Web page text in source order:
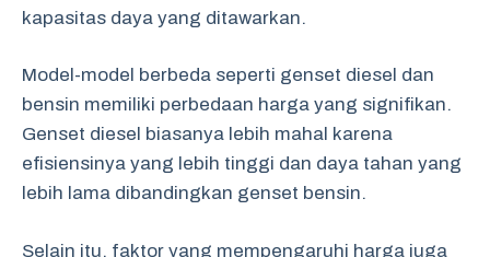
kapasitas daya yang ditawarkan.
Model-model berbeda seperti genset diesel dan
bensin memiliki perbedaan harga yang signifikan.
Genset diesel biasanya lebih mahal karena
efisiensinya yang lebih tinggi dan daya tahan yang
lebih lama dibandingkan genset bensin.
Selain itu, faktor yang mempengaruhi harga juga